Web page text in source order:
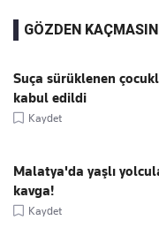
GÖZDEN KAÇMASIN
Suça sürüklenen
kabul edildi
Kaydet
Malatya'da yaşlı
kavga!
Kaydet